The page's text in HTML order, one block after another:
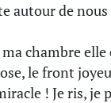
autour de
chambre
le front
! Je ris, je